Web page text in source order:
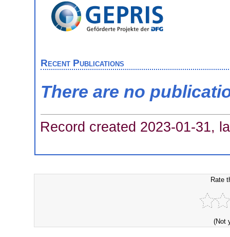
Recent Publications
There are no
Record created 2023-01-31,
Rate
(Not